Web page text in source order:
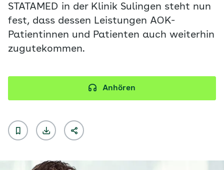
STATAMED in der Klinik Sulingen steht nun
fest, dass dessen Leistungen AOK-
Patientinnen und Patienten auch weiterhin
zugutekommen.
Anhören